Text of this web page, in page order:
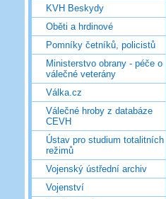
KVH Beskydy
Oběti a hrdinové
Pomníky četníků, policistů
Ministerstvo obrany - péče o
válečné veterány
Válka.cz
Válečné hroby z databáze
CEVH
Ústav pro studium totalitních
režimů
Vojenský ústřední archiv
Vojenství